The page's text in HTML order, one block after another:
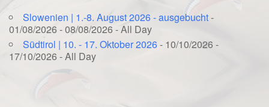
Slowenien | 1.-8. August 2026 - ausgebucht-
01/08/2026 - 08/08/2026 - All Day
Südtirol | 10. - 17. Oktober 2026- 10/10/2026 -
17/10/2026 - All Day